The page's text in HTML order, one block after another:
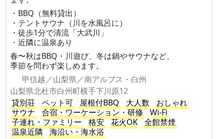
・BBQ（無料貸出）
・テントサウナ（川を水風呂に）
・徒歩1分で清流「大武川」
・近隣に温泉あり
春〜秋はBBQ・川遊び、冬は鍋やサウナなど、
季節を問わず楽しめます。
甲信越／山梨県／南アルプス・白州
山梨県北杜市白州町横手下川原12
貸別荘
ペット可 屋根付BBQ 大人数
おしゃれ
サウナ
合宿・ワーケーション・研修
Wi-Fi
子連れ・ファミリー
格安 花火OK
全館禁煙
温泉近隣
海沿い・海水浴